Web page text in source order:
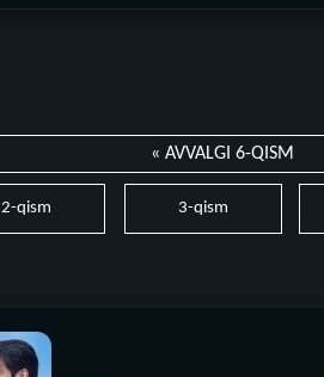
« AVVALGI 6-QISM
2-qism 3-qism